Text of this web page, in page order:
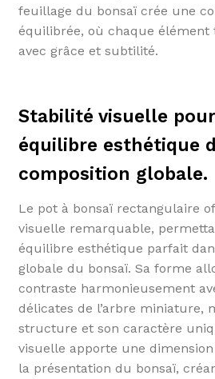
feuillage du bonsaï crée une
équilibrée, où chaque élément
avec grâce et subtilité.
Stabilité visuelle
équilibre esthétique
composition globale.
Le pot à bonsaï rectangulaire
visuelle remarquable,
équilibre esthétique parfait
globale du bonsaï. Sa forme
contraste harmonieusement
délicates de l’arbre miniature,
structure et son caractère
visuelle apporte une
la présentation du bonsaï,